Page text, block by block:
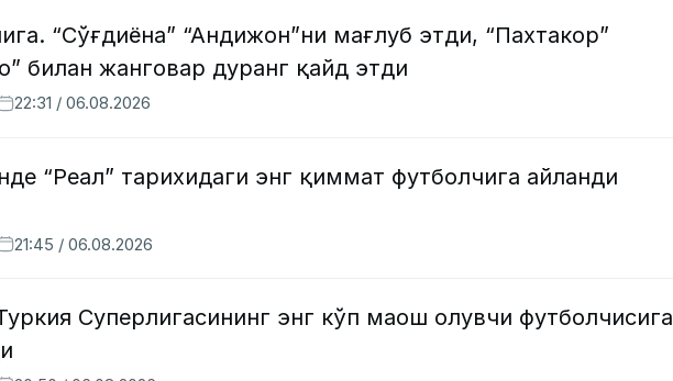
“Сўғдиёна” “Андижон”ни мағлуб этди, “Пахтакор”
билан жанговар дуранг қайд этди
22:31 / 06.08.2026
“Реал” тарихидаги энг қиммат футболчига айланди
21:45 / 06.08.2026
Суперлигасининг энг кўп маош олувчи футболчисига